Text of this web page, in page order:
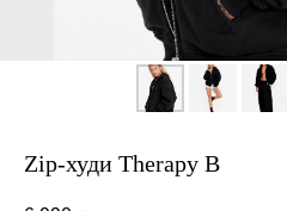
Zip-худи Therapy B